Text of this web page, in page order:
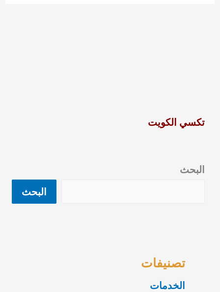
تكسي الكويت
البحث
البحث
تصنيفات
الخدمات